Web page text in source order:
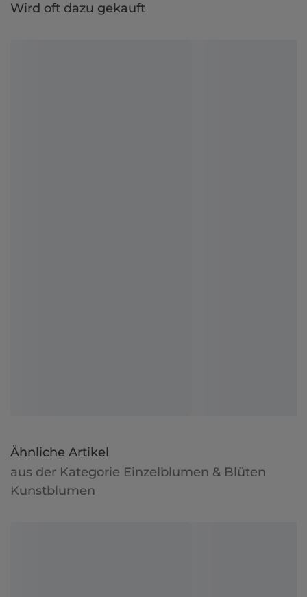
Wird oft dazu gekauft
Ähnliche Artikel
aus der Kategorie Einzelblumen & Blüten
Kunstblumen